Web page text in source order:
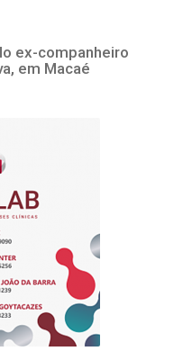
ex-companheiro
em Macaé